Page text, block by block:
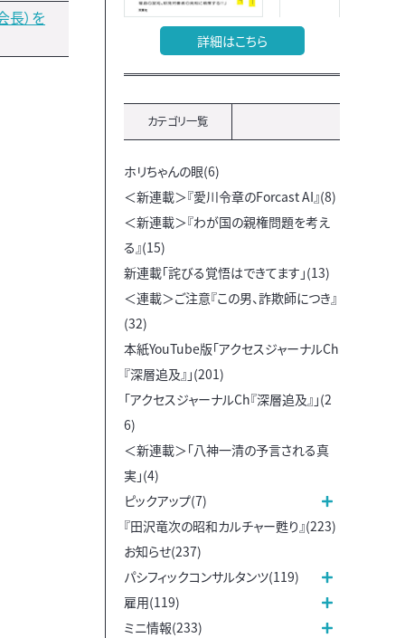
長）を
詳細はこちら
カテゴリ一覧
ホリちゃんの眼(6)
＜新連載＞『愛川令章のForcast AI』(8)
＜新連載＞『わが国の親権問題を考え
る』(15)
新連載「詫びる覚悟はできてます」(13)
＜連載＞ご注意『この男、詐欺師につき』
(32)
本紙YouTube版「アクセスジャーナルCh
『深層追及』」(201)
「アクセスジャーナルCh『深層追及』」(2
6)
＜新連載＞「八神一清の予言される真
実」(4)
ピックアップ(7)
『田沢竜次の昭和カルチャー甦り』(223)
お知らせ(237)
パシフィックコンサルタンツ(119)
雇用(119)
ミニ情報(233)